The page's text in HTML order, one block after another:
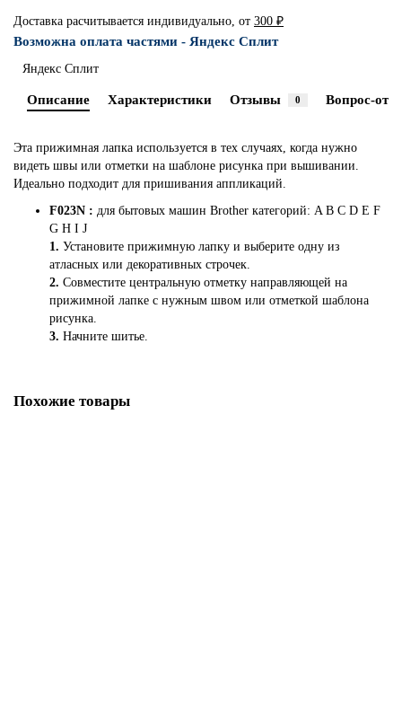
Доставка расчитывается индивидуально, от 300 ₽
Возможна оплата частями - Яндекс Сплит
Яндекс Сплит
Описание Характеристики Отзывы 0 Вопрос-
Эта прижимная лапка используется в тех случаях, когда нужно
видеть швы или отметки на шаблоне рисунка при вышивании.
Идеально подходит для пришивания аппликаций.
F023N : для бытовых машин Brother категорий: A B C D E F
G H I J
1. Установите прижимную лапку и выберите одну из
атласных или декоративных строчек.
2. Совместите центральную отметку направляющей на
прижимной лапке с нужным швом или отметкой шаблона
рисунка.
3. Начните шитье.
Похожие товары